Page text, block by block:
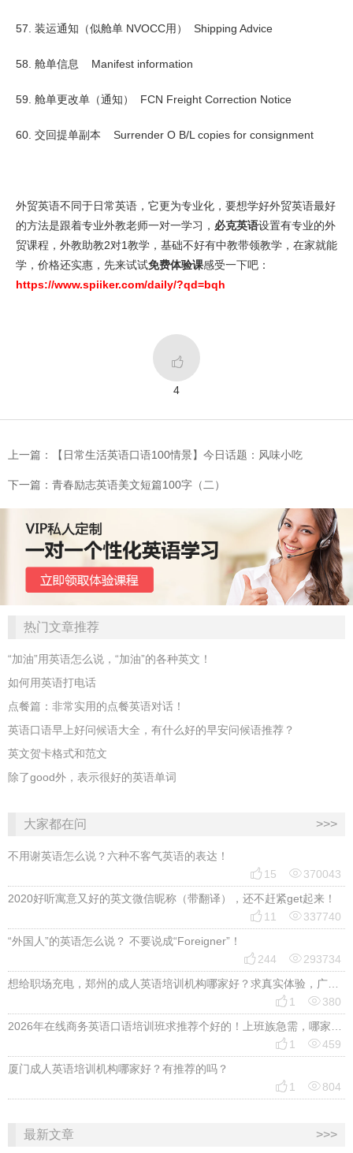
57. 装运通知（似舱单 NVOCC用） Shipping Advice
58. 舱单信息 Manifest information
59. 舱单更改单（通知） FCN Freight Correction Notice
60. 交回提单副本 Surrender O B/L copies for consignment
外贸英语不同于日常英语，它更为专业化，要想学好外贸英语最好
的方法是跟着专业外教老师一对一学习， 必克英语设置有专业的外
贸课程，外教助教2对1教学，基础不好有中教带领教学，在家就能
学，价格还实惠，先来试试免费体验课感受一下吧：
https://www.spiiker.com/daily/?qd=bqh

4
上一篇：【日常生活英语口语100情景】今日话题：风味小吃
下一篇：青春励志英语美文短篇100字（二）
热门文章推荐
“加油”用英语怎么说，“加油”的各种英文！
如何用英语打电话
点餐篇：非常实用的点餐英语对话！
英语口语早上好问候语大全，有什么好的早安问候语推荐？
英文贺卡格式和范文
除了good外，表示很好的英语单词
大家都在问 >>>
不用谢英语怎么说？六种不客气英语的表达！
 15 370043
2020好听寓意又好的英文微信昵称（带翻译），还不赶紧get起来！
 11 337740
“外国人”的英语怎么说？ 不要说成“Foreigner”！
 244 293734
想给职场充电，郑州的成人英语培训机构哪家好？求真实体验，广告勿扰，感谢！
 1 380
2026年在线商务英语口语培训班求推荐个好的！上班族急需，哪家好？
 1 459
厦门成人英语培训机构哪家好？有推荐的吗？
 1 804
最新文章 >>>